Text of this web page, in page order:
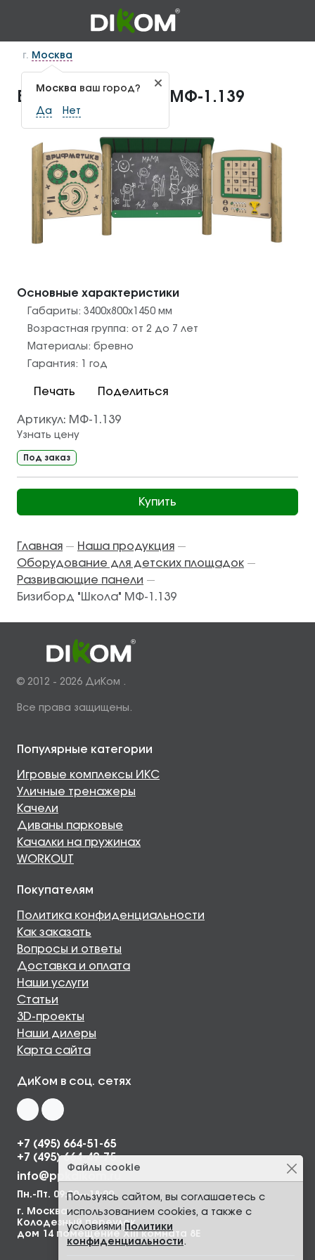
г. Москва
Москва ваш город?
Да Нет
Бизиборд "Школа" МФ-1.139
Основные характеристики
Габариты: 3400x800x1450 мм
Возрастная группа: от 2 до 7 лет
Материалы: бревно
Гарантия:
1 год
Печать Поделиться
Артикул: МФ-1.139
Узнать цену
Под заказ
Купить
Главная — Наша продукция —
Оборудование для детских площадок —
Развивающие панели —
Бизиборд "Школа" МФ-1.139
© 2012 - 2026 ДиКом .
Все права защищены.
Файлы cookie
Пользуясь сайтом, вы соглашаетесь с
использованием cookies, а также с
условиями Политики
конфиденциальности.
Популярные категории
Игровые комплексы ИКС
Уличные тренажеры
Качели
Диваны парковые
Качалки на пружинах
WORKOUT
Покупателям
Политика конфиденциальности
Как заказать
Вопросы и ответы
Доставка и оплата
Наши услуги
Статьи
3D-проекты
Наши дилеры
Карта сайта
ДиКом в соц. сетях
+7 (495) 664-51-65
+7 (495) 664-49-75
info@ppkdikom.ru
Пн.-Пт. 09:00—18:00
г. Москва,
Колодезный переулок,
дом 14 помещение XIII комната 8Е